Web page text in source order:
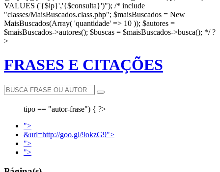
VALUES ('{$ip}','{$consulta}')"); /* include
"classes/MaisBuscados.class.php"; $maisBuscados = New
MaisBuscados(Array( 'quantidade' => 10 )); $autores =
$maisBuscados->autores(); $buscas = $maisBuscados->busca(); */ ?
>
FRASES E CITAÇÕES
tipo == "autor-frase") { ?>
">
&url=http://goo.gl/9okzG9">
">
">